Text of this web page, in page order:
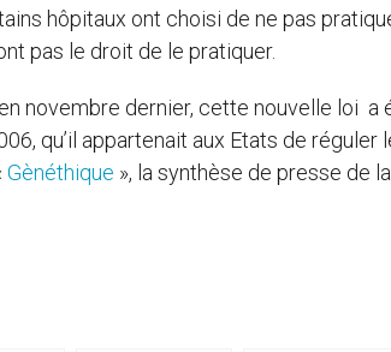
hôpitaux ont choisi de ne pas
pas le droit de le pratiquer.
novembre dernier, cette nouvelle loi a
qu’il appartenait aux Etats de
Gènéthique », la synthèse de presse de